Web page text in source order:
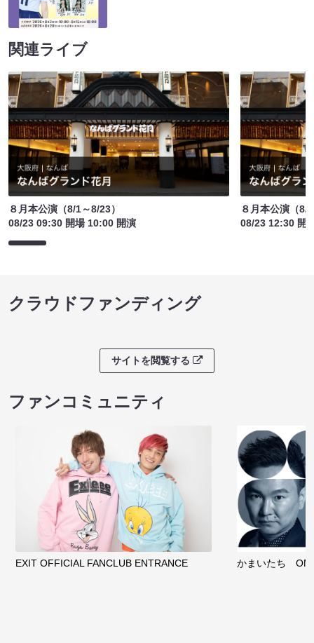
関連ライブ
８月本公演（8/1～8/23）
08/23 09:30 開場 10:00 開演
８月本公演（8/
08/23 12:30 開
クラウドファンディング
サイトを閲覧する
ファンコミュニティ
EXIT OFFICIAL FANCLUB ENTRANCE かまいたち